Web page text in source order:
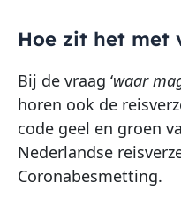
Hoe zit het met
Bij de vraag ‘waar
horen ook de
code geel en groen
Nederlandse
Coronabesmetting.